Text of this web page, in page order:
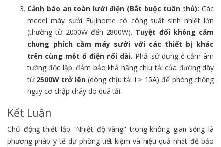
Cảnh báo an toàn lưới điện (Bắt buộc tuân thủ): Các
model máy sưởi Fujihome có công suất sinh nhiệt lớn
(thường từ 2000W đến 2800W). Tuyệt đối không cắm
chung phích cắm máy sưởi với các thiết bị khác
trên cùng một ổ điện nối dài. Phải sử dụng ổ cắm âm
tường độc lập, đảm bảo khả năng chịu tải của đường dây
từ 2500W trở lên(dòng chịu tải I ≥ 15A) để phòng chống
nguy cơ chập cháy do quá tải.
Kết Luận
Chủ động thiết lập "Nhiệt độ vàng" trong không gian sống là
phương pháp y tế dự phòng tiết kiệm và hiệu quả nhất để bảo